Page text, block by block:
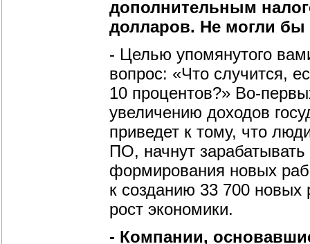
дополнительным
долларов. Не могли бы
- Целью упомянутого
вопрос: «Что случится,
10 процентов?» Во-
увеличению доходов
приведет к тому, что
ПО, начнут
формирования новых
к созданию 33 700 новых
рост экономики.
- Компании,